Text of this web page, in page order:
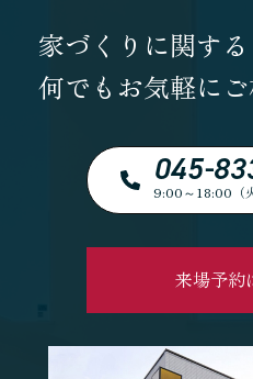
家づくりに関す
何でもお気軽に
045-
9:00～18:00（
来場予約